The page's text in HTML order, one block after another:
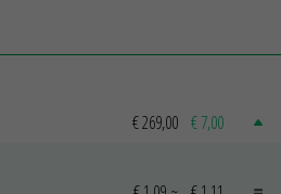
€ 269,00 € 7,00